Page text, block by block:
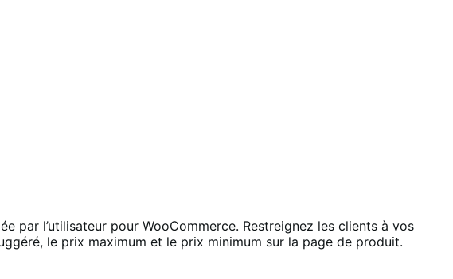
par l’utilisateur pour WooCommerce. Restreignez les clients à vos
le prix maximum et le prix minimum sur la page de produit.